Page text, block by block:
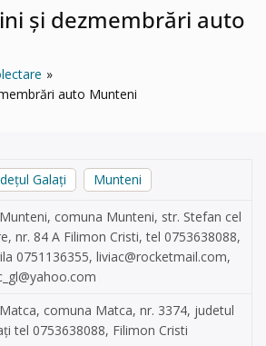
și dezmembrări auto
auto Munteni
Galați Munteni
comuna Munteni, str. Stefan cel
nr. 84 A Filimon Cristi, tel 0753638088,
0751136355, liviac@rocketmail.com,
comuna Matca, nr. 3374, judetul
tel 0753638088, Filimon Cristi